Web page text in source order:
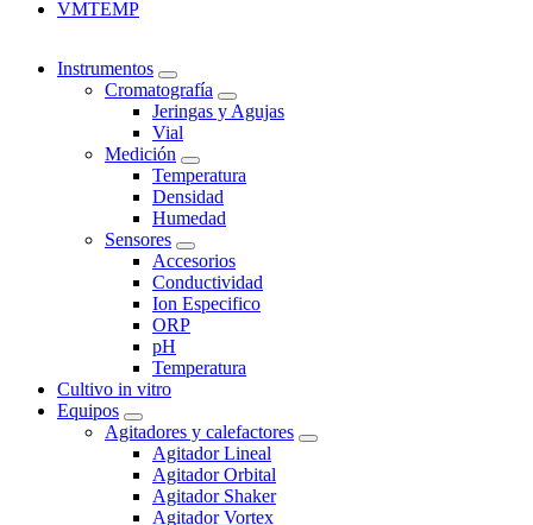
VMTEMP
Instrumentos
Cromatografía
Jeringas y Agujas
Vial
Medición
Temperatura
Densidad
Humedad
Sensores
Accesorios
Conductividad
Ion Especifico
ORP
pH
Temperatura
Cultivo in vitro
Equipos
Agitadores y calefactores
Agitador Lineal
Agitador Orbital
Agitador Shaker
Agitador Vortex